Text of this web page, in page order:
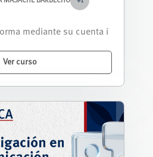
de lectura, escrit...
Ver curso